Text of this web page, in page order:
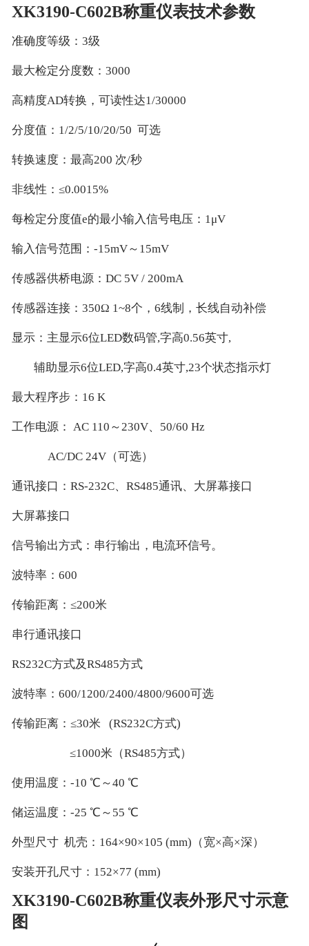
XK3190-C602B称重仪表技术参数
准确度等级：3级
最大检定分度数：3000
高精度AD转换，可读性达1/30000
分度值：1/2/5/10/20/50 可选
转换速度：最高200 次/秒
非线性：≤0.0015%
每检定分度值e的最小输入信号电压：1μV
输入信号范围：-15mV～15mV
传感器供桥电源：DC 5V / 200mA
传感器连接：350Ω 1~8个，6线制，长线自动补偿
显示：主显示6位LED数码管,字高0.56英寸,
辅助显示6位LED,字高0.4英寸,23个状态指示灯
最大程序步：16 K
工作电源： AC 110～230V、50/60 Hz
AC/DC 24V（可选）
通讯接口：RS-232C、RS485通讯、大屏幕接口
大屏幕接口
信号输出方式：串行输出，电流环信号。
波特率：600
传输距离：≤200米
串行通讯接口
RS232C方式及RS485方式
波特率：600/1200/2400/4800/9600可选
传输距离：≤30米 (RS232C方式)
≤1000米（RS485方式）
使用温度：-10 ℃～40 ℃
储运温度：-25 ℃～55 ℃
外型尺寸 机壳：164×90×105 (mm)（宽×高×深）
安装开孔尺寸：152×77 (mm)
XK3190-C602B称重仪表外形尺寸示意
图